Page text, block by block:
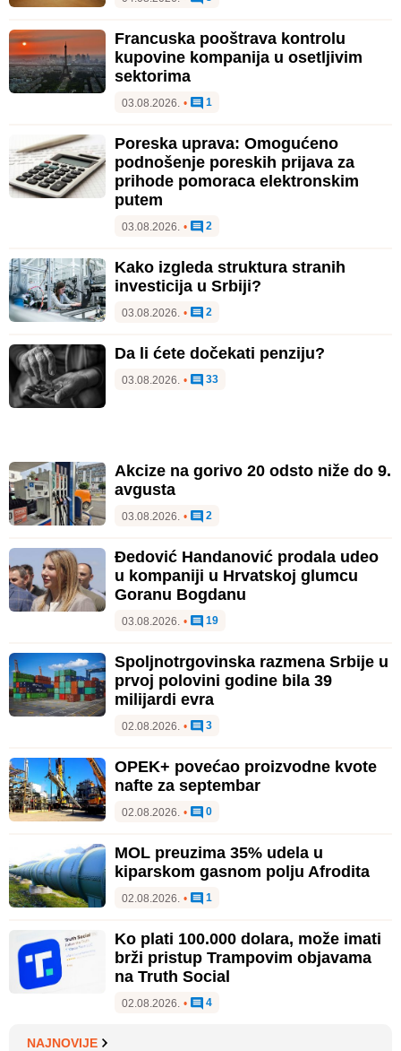
Francuska pooštrava kontrolu
kupovine kompanija u osetljivim
sektorima
03.08.2026. • 1
Poreska uprava: Omogućeno
podnošenje poreskih prijava za
prihode pomoraca elektronskim
putem
03.08.2026. • 2
Kako izgleda struktura stranih
investicija u Srbiji?
03.08.2026. • 2
Da li ćete dočekati penziju?
03.08.2026. • 33
Akcize na gorivo 20 odsto niže do 9.
avgusta
03.08.2026. • 2
Đedović Handanović prodala udeo
u kompaniji u Hrvatskoj glumcu
Goranu Bogdanu
03.08.2026. • 19
Spoljnotrgovinska razmena Srbije u
prvoj polovini godine bila 39
milijardi evra
02.08.2026. • 3
OPEK+ povećao proizvodne kvote
nafte za septembar
02.08.2026. • 0
MOL preuzima 35% udela u
kiparskom gasnom polju Afrodita
02.08.2026. • 1
Ko plati 100.000 dolara, može imati
brži pristup Trampovim objavama
na Truth Social
02.08.2026. • 4
NAJNOVIJE